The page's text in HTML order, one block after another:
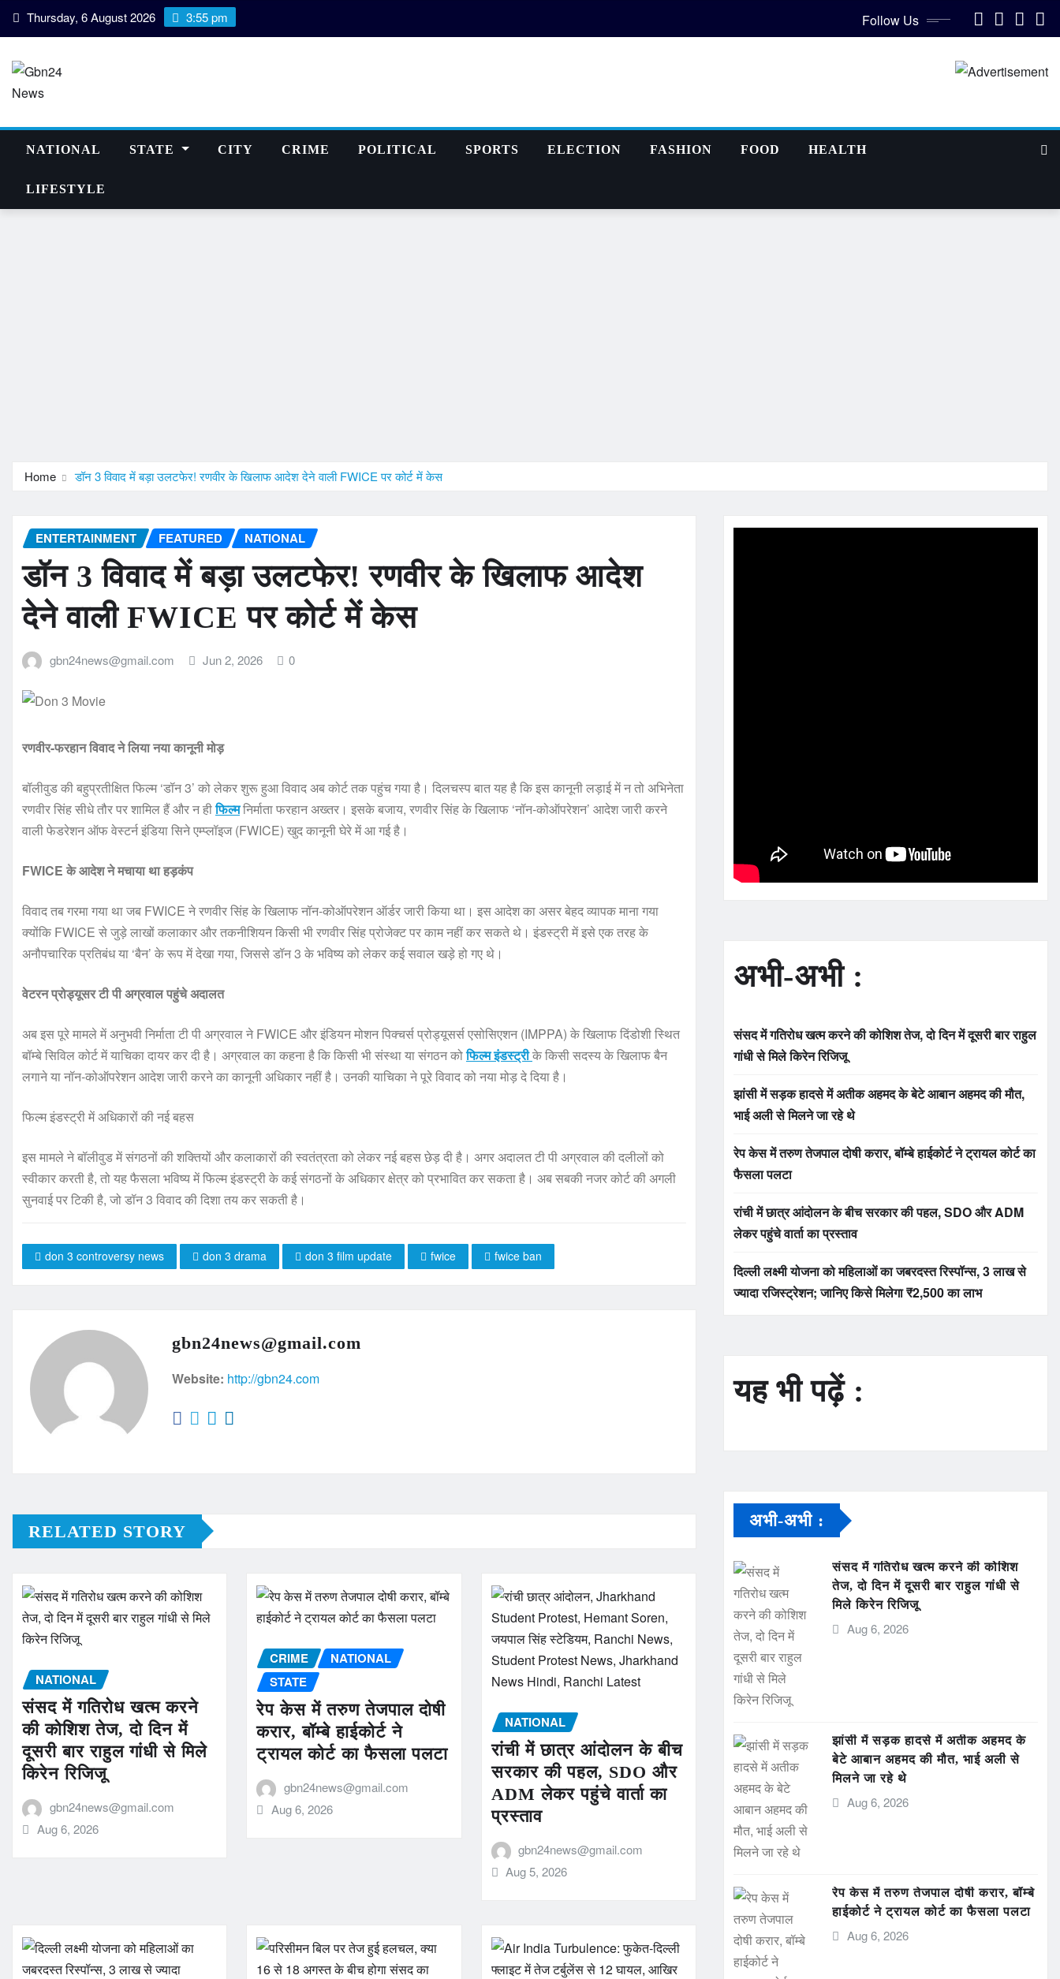
Skip Thursday, 6 August 2026 3:55 pm Follow Us
NATIONAL STATE CITY CRIME POLITICAL SPORTS ELECTION FASHION FOOD HEALTH
LIFESTYLE
Home डॉन 3 विवाद में बड़ा उलटफेर! रणवीर के खिलाफ आदेश देने वाली FWICE पर कोर्ट में केस
ENTERTAINMENT FEATURED NATIONAL
डॉन 3 विवाद में बड़ा उलटफेर! रणवीर के खिलाफ आदेश
देने वाली FWICE पर कोर्ट में केस
gbn24news@gmail.com Jun 2, 2026 0
रणवीर-फरहान विवाद ने लिया नया कानूनी मोड़
बॉलीवुड की बहुप्रतीक्षित फिल्म ‘डॉन 3’ को लेकर शुरू हुआ विवाद अब कोर्ट तक पहुंच गया है। दिलचस्प बात यह है कि इस कानूनी लड़ाई में न तो अभिनेता
रणवीर सिंह सीधे तौर पर शामिल हैं और न हीफिल्मनिर्माता फरहान अख्तर। इसके बजाय, रणवीर सिंह के खिलाफ ‘नॉन-कोऑपरेशन’ आदेश जारी करने
वाली फेडरेशन ऑफ वेस्टर्न इंडिया सिने एम्प्लॉइज (FWICE) खुद कानूनी घेरे में आ गई है।
FWICE के आदेश ने मचाया था हड़कंप
विवाद तब गरमा गया था जब FWICE ने रणवीर सिंह के खिलाफ नॉन-कोऑपरेशन ऑर्डर जारी किया था। इस आदेश का असर बेहद व्यापक माना गया
क्योंकि FWICE से जुड़े लाखों कलाकार और तकनीशियन किसी भी रणवीर सिंह प्रोजेक्ट पर काम नहीं कर सकते थे। इंडस्ट्री में इसे एक तरह के
अनौपचारिक प्रतिबंध या ‘बैन’ के रूप में देखा गया, जिससे डॉन 3 के भविष्य को लेकर कई सवाल खड़े हो गए थे।
वेटरन प्रोड्यूसर टी पी अग्रवाल पहुंचे अदालत
अब इस पूरे मामले में अनुभवी निर्माता टी पी अग्रवाल ने FWICE और इंडियन मोशन पिक्चर्स प्रोड्यूसर्स एसोसिएशन (IMPPA) के खिलाफ दिंडोशी स्थित
बॉम्बे सिविल कोर्ट में याचिका दायर कर दी है। अग्रवाल का कहना है कि किसी भी संस्था या संगठन कोफिल्म इंडस्ट्रीके किसी सदस्य के खिलाफ बैन
लगाने या नॉन-कोऑपरेशन आदेश जारी करने का कानूनी अधिकार नहीं है। उनकी याचिका ने पूरे विवाद को नया मोड़ दे दिया है।
फिल्म इंडस्ट्री में अधिकारों की नई बहस
इस मामले ने बॉलीवुड में संगठनों की शक्तियों और कलाकारों की स्वतंत्रता को लेकर नई बहस छेड़ दी है। अगर अदालत टी पी अग्रवाल की दलीलों को
स्वीकार करती है, तो यह फैसला भविष्य में फिल्म इंडस्ट्री के कई संगठनों के अधिकार क्षेत्र को प्रभावित कर सकता है। अब सबकी नजर कोर्ट की अगली
सुनवाई पर टिकी है, जो डॉन 3 विवाद की दिशा तय कर सकती है।
don 3 controversy news don 3 drama don 3 film update fwice fwice ban
gbn24news@gmail.com
Website: http://gbn24.com
RELATED STORY
NATIONAL
संसद में गतिरोध खत्म करने
की कोशिश तेज, दो दिन में
दूसरी बार राहुल गांधी से मिले
किरेन रिजिजू
gbn24news@gmail.com
Aug 6, 2026
CRIME
NATIONAL
STATE
रेप केस में तरुण तेजपाल दोषी
करार, बॉम्बे हाईकोर्ट ने
ट्रायल कोर्ट का फैसला पलटा
gbn24news@gmail.com
Aug 6, 2026
NATIONAL
रांची में छात्र आंदोलन के बीच
सरकार की पहल, SDO और
ADM लेकर पहुंचे वार्ता का
प्रस्ताव
gbn24news@gmail.com
Aug 5, 2026
अभी-अभी :
संसद में गतिरोध खत्म करने की कोशिश तेज, दो दिन में दूसरी बार राहुल
गांधी से मिले किरेन रिजिजू
झांसी में सड़क हादसे में अतीक अहमद के बेटे आबान अहमद की मौत,
भाई अली से मिलने जा रहे थे
रेप केस में तरुण तेजपाल दोषी करार, बॉम्बे हाईकोर्ट ने ट्रायल कोर्ट का
फैसला पलटा
रांची में छात्र आंदोलन के बीच सरकार की पहल, SDO और ADM
लेकर पहुंचे वार्ता का प्रस्ताव
दिल्ली लक्ष्मी योजना को महिलाओं का जबरदस्त रिस्पॉन्स, 3 लाख से
ज्यादा रजिस्ट्रेशन; जानिए किसे मिलेगा ₹2,500 का लाभ
यह भी पढ़ें :
अभी-अभी :
संसद में गतिरोध खत्म करने की कोशिश
तेज, दो दिन में दूसरी बार राहुल गांधी से
मिले किरेन रिजिजू
Aug 6, 2026
झांसी में सड़क हादसे में अतीक अहमद के
बेटे आबान अहमद की मौत, भाई अली से
मिलने जा रहे थे
Aug 6, 2026
रेप केस में तरुण तेजपाल दोषी करार, बॉम्बे
हाईकोर्ट ने ट्रायल कोर्ट का फैसला पलटा
Aug 6, 2026